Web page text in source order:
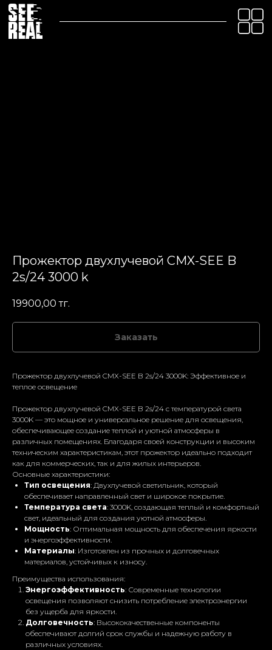
Прожектор двухлучевой CMX-SEE B
2s/24 3000 k
19900,00 тг.
Заказать
Прожектор двухлучевой CMX-SEE B 2s/24 3000K: Эффективное и
теплое освещение
Прожектор двухлучевой CMX-SEE B 2s/24 с температурой света
3000K — это мощное и универсальное решение для освещения,
обеспечивающее создание теплой и уютной атмосферы в
различных помещениях. Благодаря своей конструкции и высоким
техническим характеристикам, этот прожектор идеально подходит
как для коммерческих, так и для жилых интерьеров.
Основные характеристики:
Тип освещения: Двухлучевой светильник, который
обеспечивает направленный свет и широкое покрытие.
Температура света: 3000K, создающая теплый и комфортный
свет, идеальный для создания уютной атмосферы.
Мощность: Оптимальная мощность для обеспечения яркости
и энергоэффективности.
Материалы: Изготовлен из прочных и долговечных
материалов, устойчивых к износу.
Преимущества использования:
Энергоэффективность: Современные технологии
освещения позволяют снизить потребление электроэнергии
без ущерба для яркости.
Долговечность: Высококачественные компоненты
обеспечивают долгий срок службы и надежную работу в
различных условиях.